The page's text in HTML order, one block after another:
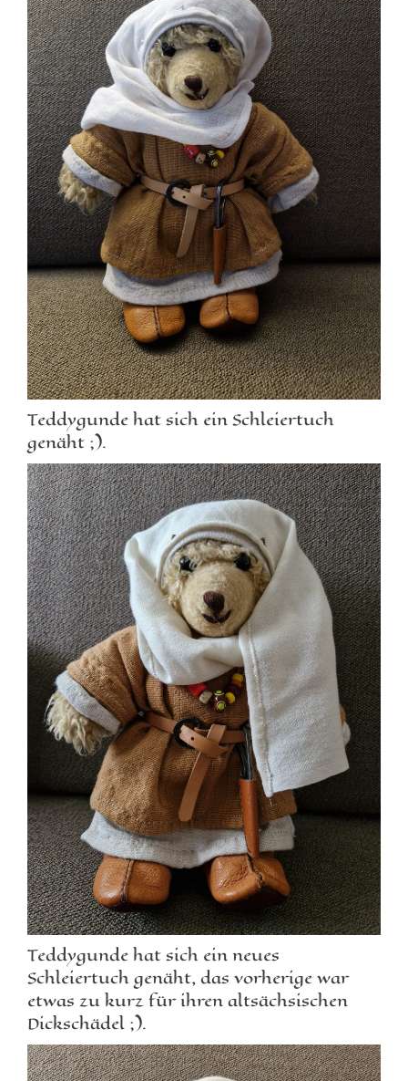
Teddygunde hat sich ein Schleiertuch
genäht ;).
Teddygunde hat sich ein neues
Schleiertuch genäht, das vorherige war
etwas zu kurz für ihren altsächsischen
Dickschädel ;).